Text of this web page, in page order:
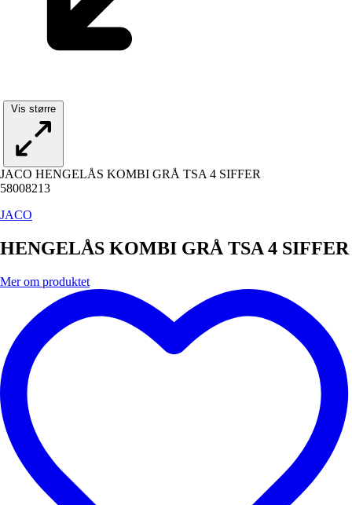
Vis større
JACO HENGELÅS KOMBI GRÅ TSA 4 SIFFER
58008213
JACO
HENGELÅS KOMBI GRÅ TSA 4 SIFFER
Mer om produktet